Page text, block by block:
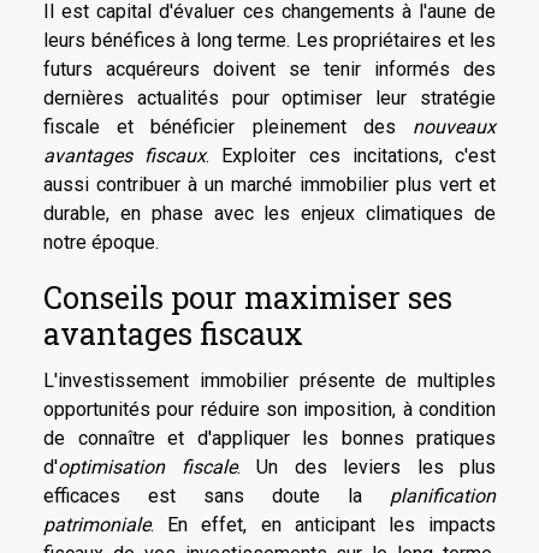
Il est capital d'évaluer ces changements à l'aune de
leurs bénéfices à long terme. Les propriétaires et les
futurs acquéreurs doivent se tenir informés des
dernières actualités pour optimiser leur stratégie
fiscale et bénéficier pleinement des nouveaux
avantages fiscaux. Exploiter ces incitations, c'est
aussi contribuer à un marché immobilier plus vert et
durable, en phase avec les enjeux climatiques de
notre époque.
Conseils pour maximiser ses
avantages fiscaux
L'investissement immobilier présente de multiples
opportunités pour réduire son imposition, à condition
de connaître et d'appliquer les bonnes pratiques
d'optimisation fiscale. Un des leviers les plus
efficaces est sans doute la planification
patrimoniale. En effet, en anticipant les impacts